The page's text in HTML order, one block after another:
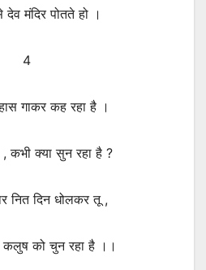
मंदिर पोतते हो ।
4
गाकर कह रहा है ।
कभी क्या सुन रहा है ?
नित दिन धोलकर तू ,
को चुन रहा है ।।